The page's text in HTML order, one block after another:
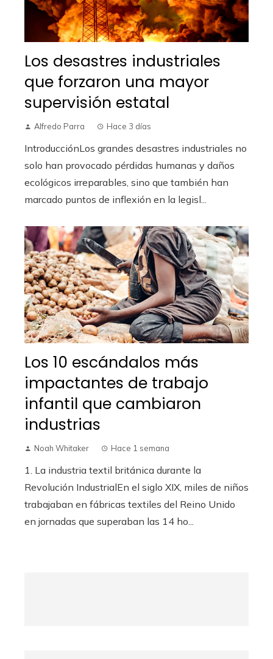
Los desastres industriales
que forzaron una mayor
supervisión estatal
Alfredo Parra Hace 3 días
IntroducciónLos grandes desastres industriales no
solo han provocado pérdidas humanas y daños
ecológicos irreparables, sino que también han
marcado puntos de inflexión en la legisl...
Los 10 escándalos más
impactantes de trabajo
infantil que cambiaron
industrias
Noah Whitaker Hace 1 semana
1. La industria textil británica durante la
Revolución IndustrialEn el siglo XIX, miles de niños
trabajaban en fábricas textiles del Reino Unido
en jornadas que superaban las 14 ho...